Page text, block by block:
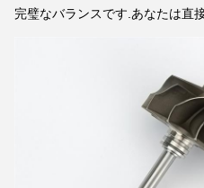
完璧なバランスです.あなたは直